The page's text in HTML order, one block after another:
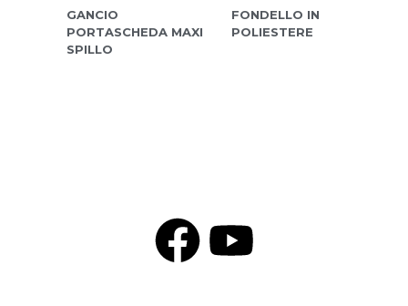
GANCIO
PORTASCHEDA MAXI
SPILLO
FONDELLO IN
POLIESTERE